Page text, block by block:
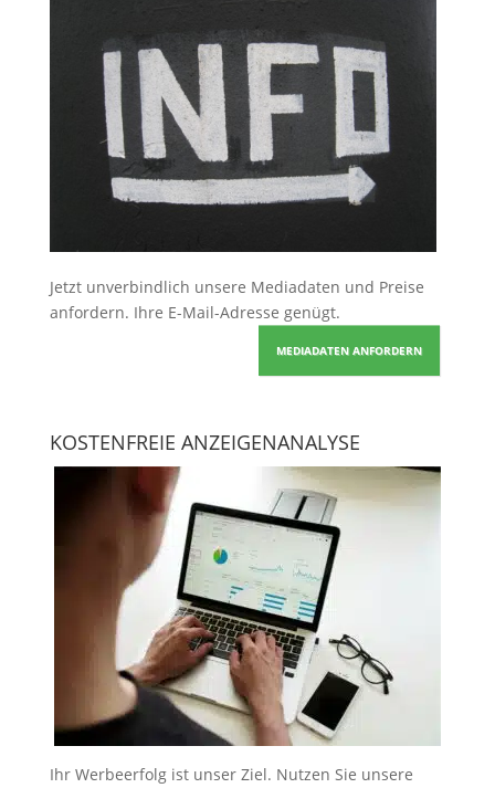
Jetzt unverbindlich unsere Mediadaten und Preise
anfordern. Ihre E-Mail-Adresse genügt.
MEDIADATEN ANFORDERN
KOSTENFREIE ANZEIGENANALYSE
Ihr Werbeerfolg ist unser Ziel. Nutzen Sie unsere